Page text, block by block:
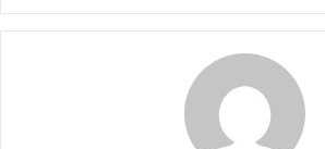
obrigatório, assim como o
organização recomenda que os
Segundo o gestor da Vila Triolé, o